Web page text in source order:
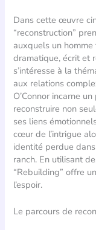
Dans cette œuvre
“reconstruction”
auxquels un
dramatique, écrit et
s’intéresse à la
aux relations
O’Connor incarne
reconstruire non
ses liens
cœur de l’intrigue
identité perdue
ranch. En utilisant
“Rebuilding” offre
l’espoir.
Le parcours de